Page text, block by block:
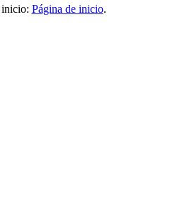
inicio: Página de inicio.